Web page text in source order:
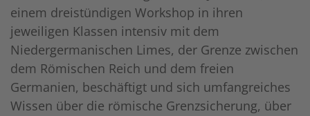
einem dreistündigen Workshop in ihren
jeweiligen Klassen intensiv mit dem
Niedergermanischen Limes, der Grenze zwischen
dem Römischen Reich und dem freien
Germanien, beschäftigt und sich umfangreiches
Wissen über die römische Grenzsicherung, über